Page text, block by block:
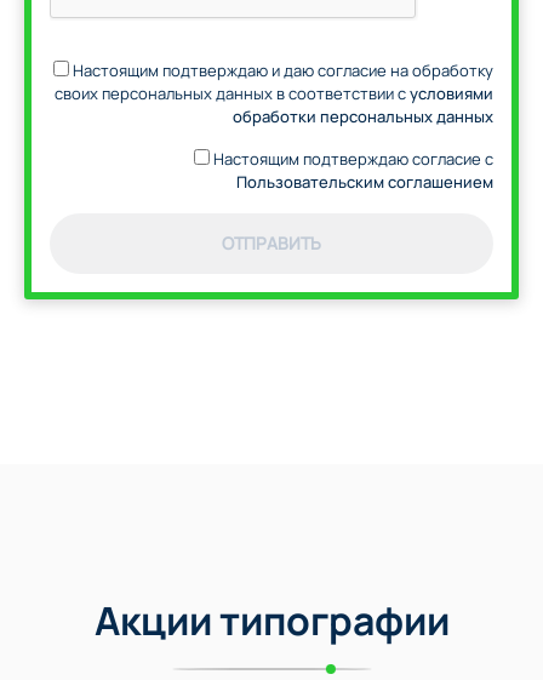
Настоящим подтверждаю и даю согласие на обработку
своих персональных данных в соответствии сусловиями
обработки персональных данных
Настоящим подтверждаю согласие с
Пользовательским соглашением
ОТПРАВИТЬ
Акции типографии